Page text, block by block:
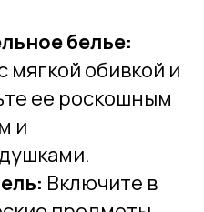
белье:
мягкой обивкой и
ее роскошным
и
Включите в